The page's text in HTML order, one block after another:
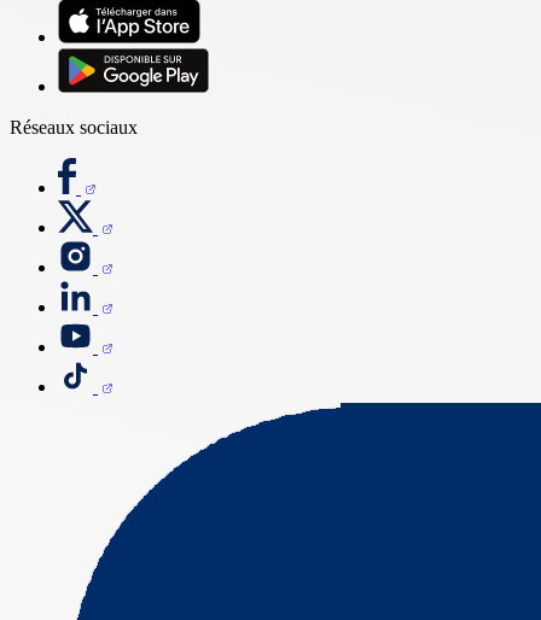
Réseaux sociaux